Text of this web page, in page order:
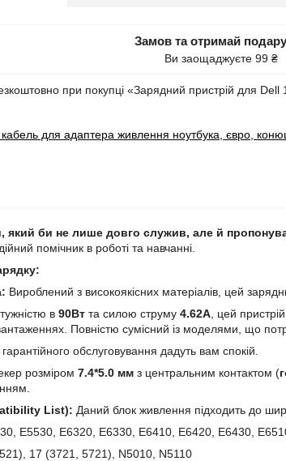
Замов та отримай
Ви заощаджуєте 99 ₴
при покупці «Зарядний пристрій для
для адаптера живлення ноутбука, євро,
який би не лише довго служив, але й
помічник в роботі та навчанні.
Вироблений з високоякісних матеріалів, цей
в 90Вт та силою струму 4.62А , цей
Повністю сумісний із моделями, що
гарантійного обслуговування дадуть вам спокій.
розміром 7.4*5.0 мм з центральним контактом (
List): Даний блок живлення підходить до
E5530, E6320, E6330, E6410, E6420, E6430,
17 (3721, 5721), N5010, N5110